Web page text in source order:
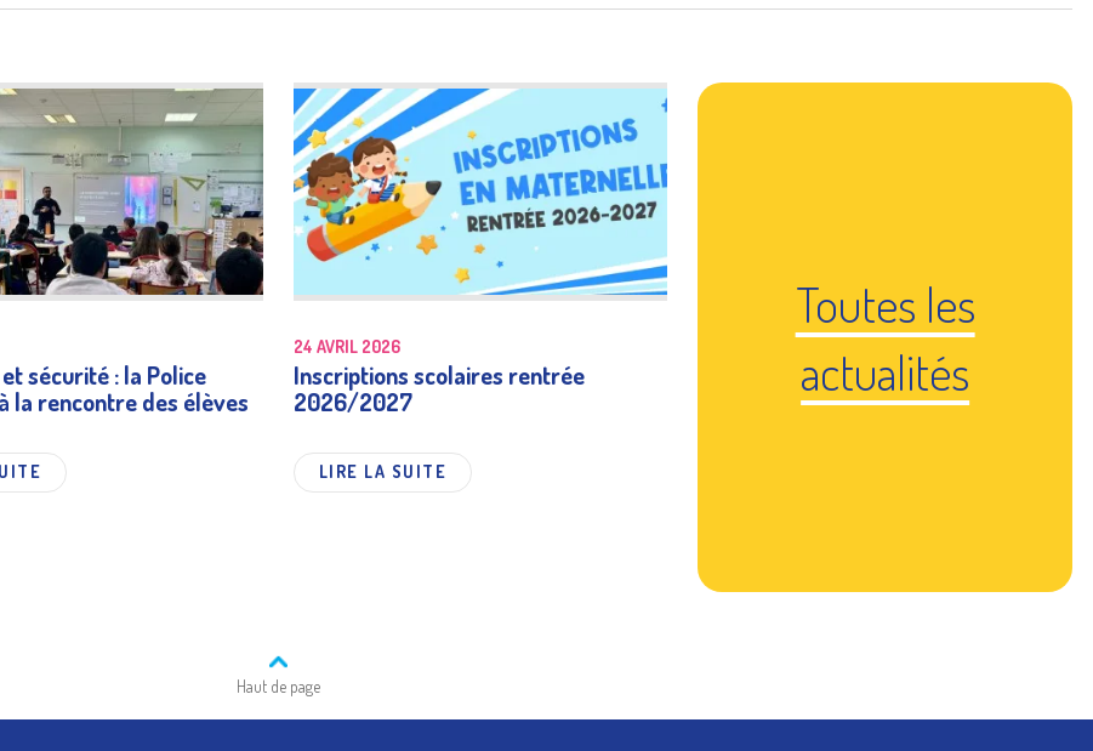
sécurité : la Police
la rencontre des élèves
24 AVRIL 2026
Inscriptions scolaires rentrée
2026/2027
LIRE LA SUITE
Toutes les
actualités
Haut de page